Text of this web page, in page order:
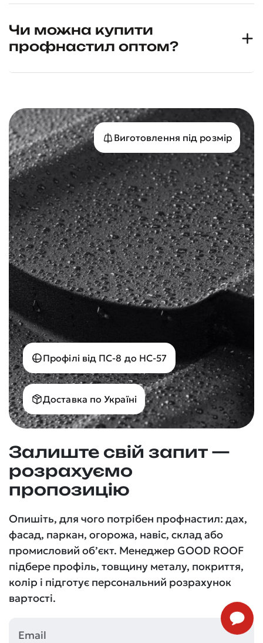
Чи можна купити
профнастил оптом?
Виготовлення під розмір
Профілі від ПС-8 до НС-57
Доставка по Україні
Залиште свій запит —
розрахуємо
пропозицію
Опишіть, для чого потрібен профнастил: дах,
фасад, паркан, огорожа, навіс, склад або
промисловий об’єкт. Менеджер GOOD ROOF
підбере профіль, товщину металу, покриття,
колір і підготує персональний розрахунок
вартості.